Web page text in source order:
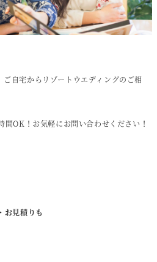
自宅からリゾートウエディングのご相
OK！お気軽にお問い合わせください！
お見積りも